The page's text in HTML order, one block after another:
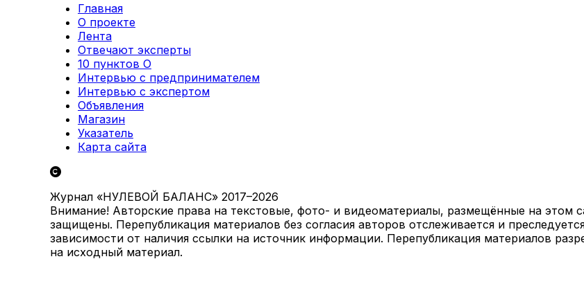
Главная
О проекте
Лента
Отвечают эксперты
10 пунктов О
Интервью с предпринимателем
Интервью с экспертом
Объявления
Магазин
Указатель
Карта сайта
Журнал «НУЛЕВОЙ БАЛАНС» 2017–2026
Внимание! Авторские права на текстовые, фото- и видеоматериалы, размещённые на этом
защищены. Перепубликация материалов без согласия авторов отслеживается и
зависимости от наличия ссылки на источник информации. Перепубликация материалов
на исходный материал.